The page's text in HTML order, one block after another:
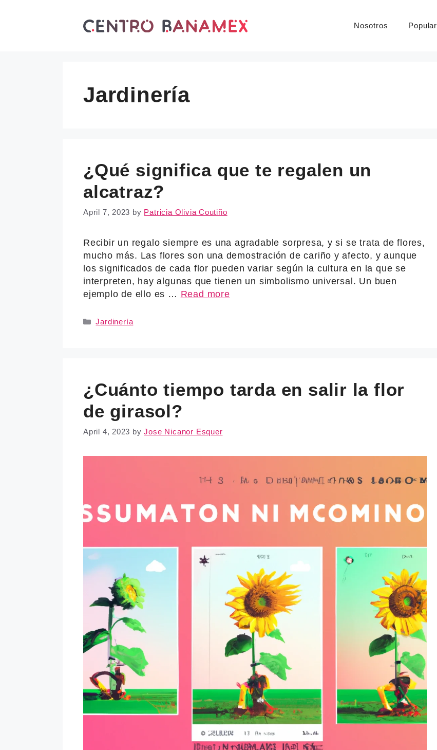
Nosotros Popular
Jardinería
¿Qué significa que te regalen un
alcatraz?
April 7, 2023 by Patricia Olivia Coutiño
Recibir un regalo siempre es una agradable sorpresa, y si se trata de flores,
mucho más. Las flores son una demostración de cariño y afecto, y aunque
los significados de cada flor pueden variar según la cultura en la que se
interpreten, hay algunas que tienen un simbolismo universal. Un buen
ejemplo de ello es … Read more
Categories
Jardinería
¿Cuánto tiempo tarda en salir la flor
de girasol?
April 4, 2023 byJose Nicanor Esquer